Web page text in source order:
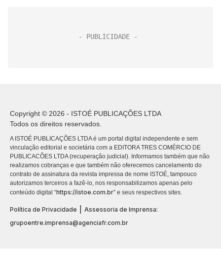
Copyright © 2026 - ISTOÉ PUBLICAÇÕES LTDA
Todos os direitos reservados.
A ISTOÉ PUBLICAÇÕES LTDA é um portal digital independente e sem
vinculação editorial e societária com a EDITORA TRES COMÉRCIO DE
PUBLICACÕES LTDA (recuperação judicial). Informamos também que não
realizamos cobranças e que também não oferecemos cancelamento do
contrato de assinatura da revista impressa de nome ISTOÉ, tampouco
autorizamos terceiros a fazê-lo, nos responsabilizamos apenas pelo
conteúdo digital “https://istoe.com.br” e seus respectivos sites.
Política de Privacidade
Assessoria de Imprensa:
grupoentre.imprensa@agenciafr.com.br